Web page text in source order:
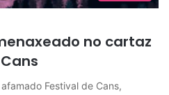
no cartaz
Festival de Cans,